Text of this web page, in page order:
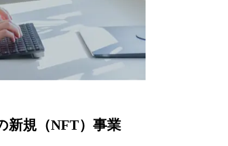
新規（NFT）事業